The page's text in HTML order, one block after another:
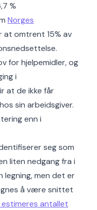
%
Norges
at omtrent 15% av
for hjelpemidler, og
i
at de ikke får
sin arbeidsgiver.
enn i
seg som
liten nedgang fra i
legning, men det er
å være snittet
estimeres antallet